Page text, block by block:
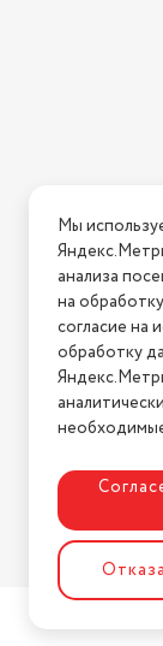
2026 ©
Мы
анализа
на
согласие на
обработку